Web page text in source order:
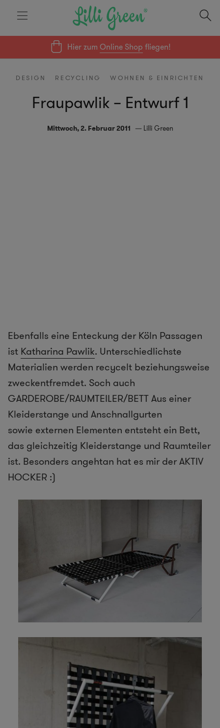
Hier zumOnline Shop fliegen!
DESIGN RECYCLING WOHNEN & EINRICHTEN
Fraupawlik – Entwurf 1
Mittwoch, 2. Februar 2011 Lilli Green
Ebenfalls eine Enteckung der Köln Passagen
ist Katharina Pawlik. Unterschiedlichste
Materialien werden recycelt beziehungsweise
zweckentfremdet. Soch auch
GARDEROBE/RAUMTEILER/BETT Aus einer
Kleiderstange und Anschnallgurten
sowie externen Elementen entsteht ein Bett,
das gleichzeitig Kleiderstange und Raumteiler
ist. Besonders angehtan hat es mir der AKTIV
HOCKER :)